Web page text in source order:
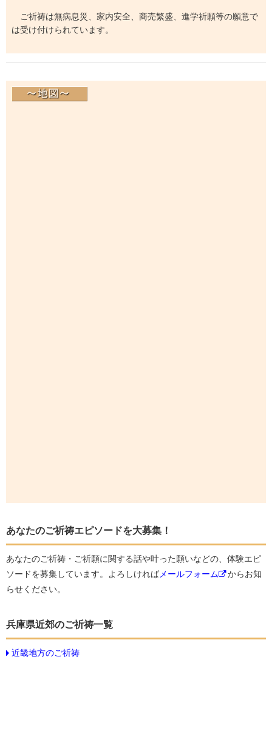
ご祈祷は無病息災、家内安全、商売繁盛、進学祈願等の願意で
は受け付けられています。
あなたのご祈祷エピソードを大募集！
あなたのご祈祷・ご祈願に関する話や叶った願いなどの、体験エピ
ソードを募集しています。よろしければメールフォーム
からお知
らせください。
兵庫県近郊のご祈祷一覧
近畿地方のご祈祷